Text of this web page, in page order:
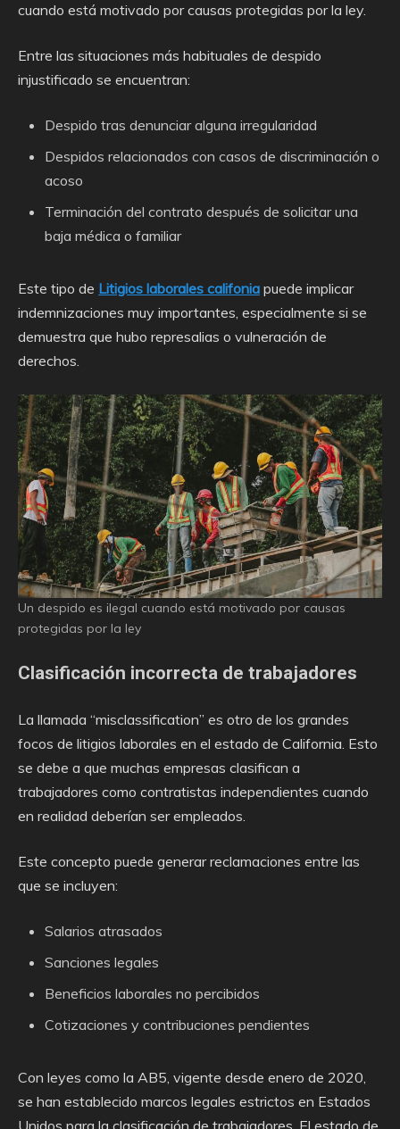
cuando está motivado por causas protegidas por la ley.
Entre las situaciones más habituales de despido
injustificado se encuentran:
Despido tras denunciar alguna irregularidad
Despidos relacionados con casos de discriminación o
acoso
Terminación del contrato después de solicitar una
baja médica o familiar
Este tipo de Litigios laborales califonia puede implicar
indemnizaciones muy importantes, especialmente si se
demuestra que hubo represalias o vulneración de
derechos.
Un despido es ilegal cuando está motivado por causas
protegidas por la ley
Clasificación incorrecta de trabajadores
La llamada “misclassification” es otro de los grandes
focos de litigios laborales en el estado de California. Esto
se debe a que muchas empresas clasifican a
trabajadores como contratistas independientes cuando
en realidad deberían ser empleados.
Este concepto puede generar reclamaciones entre las
que se incluyen:
Salarios atrasados
Sanciones legales
Beneficios laborales no percibidos
Cotizaciones y contribuciones pendientes
Con leyes como la AB5, vigente desde enero de 2020,
se han establecido marcos legales estrictos en Estados
Unidos para la clasificación de trabajadores. El estado de